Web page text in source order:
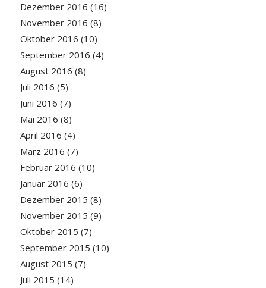
Dezember 2016 (16)
November 2016 (8)
Oktober 2016 (10)
September 2016 (4)
August 2016 (8)
Juli 2016 (5)
Juni 2016 (7)
Mai 2016 (8)
April 2016 (4)
März 2016 (7)
Februar 2016 (10)
Januar 2016 (6)
Dezember 2015 (8)
November 2015 (9)
Oktober 2015 (7)
September 2015 (10)
August 2015 (7)
Juli 2015 (14)